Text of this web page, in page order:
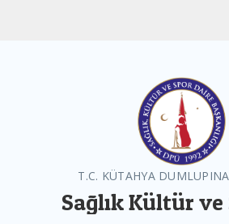
T.C. KÜTAHYA
Sağlık Kültür ve